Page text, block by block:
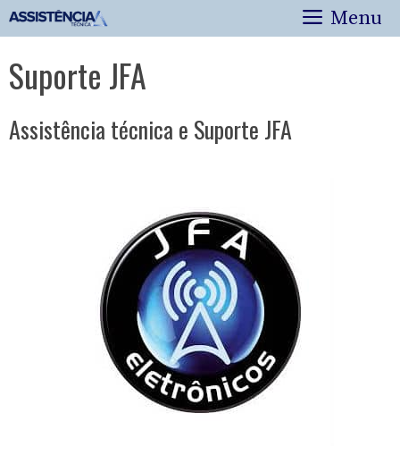
Pular
para
conteúdo
Menu
Suporte JFA
Assistência técnica e Suporte JFA